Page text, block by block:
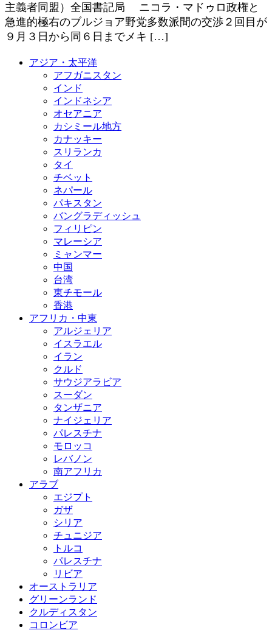
主義者同盟）全国書記局 ニコラ・マドゥロ政権と
急進的極右のブルジョア野党多数派間の交渉２回目が
９月３日から同６日までメキ […]
アジア・太平洋
アフガニスタン
インド
インドネシア
オセアニア
カシミール地方
カナッキー
スリランカ
タイ
チベット
ネパール
パキスタン
バングラディッシュ
フィリピン
マレーシア
ミャンマー
中国
台湾
東チモール
香港
アフリカ・中東
アルジェリア
イスラエル
イラン
クルド
サウジアラビア
スーダン
タンザニア
ナイジェリア
パレスチナ
モロッコ
レバノン
南アフリカ
アラブ
エジプト
ガザ
シリア
チュニジア
トルコ
パレスチナ
リビア
オーストラリア
グリーンランド
クルディスタン
コロンビア